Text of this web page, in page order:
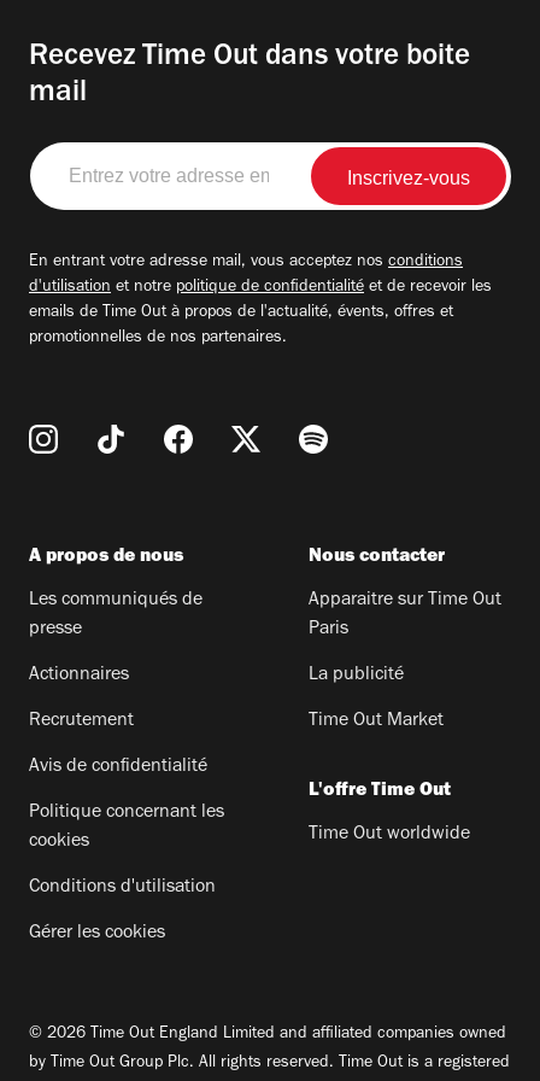
Recevez Time Out dans votre boite
mail
Entrez
votre
adresse
En entrant votre adresse mail, vous acceptez nos conditions
d'utilisation et notre politique de confidentialité et de recevoir les
emails de Time Out à propos de l'actualité, évents, offres et
promotionnelles de nos partenaires.
A propos de nous
Les communiqués de
presse
Actionnaires
Recrutement
Avis de confidentialité
Politique concernant les
cookies
Conditions d'utilisation
Gérer les cookies
Nous contacter
Apparaitre sur Time Out
Paris
La publicité
Time Out Market
L'offre Time Out
Time Out worldwide
© 2026 Time Out England Limited and affiliated companies owned
by Time Out Group Plc. All rights reserved. Time Out is a registered